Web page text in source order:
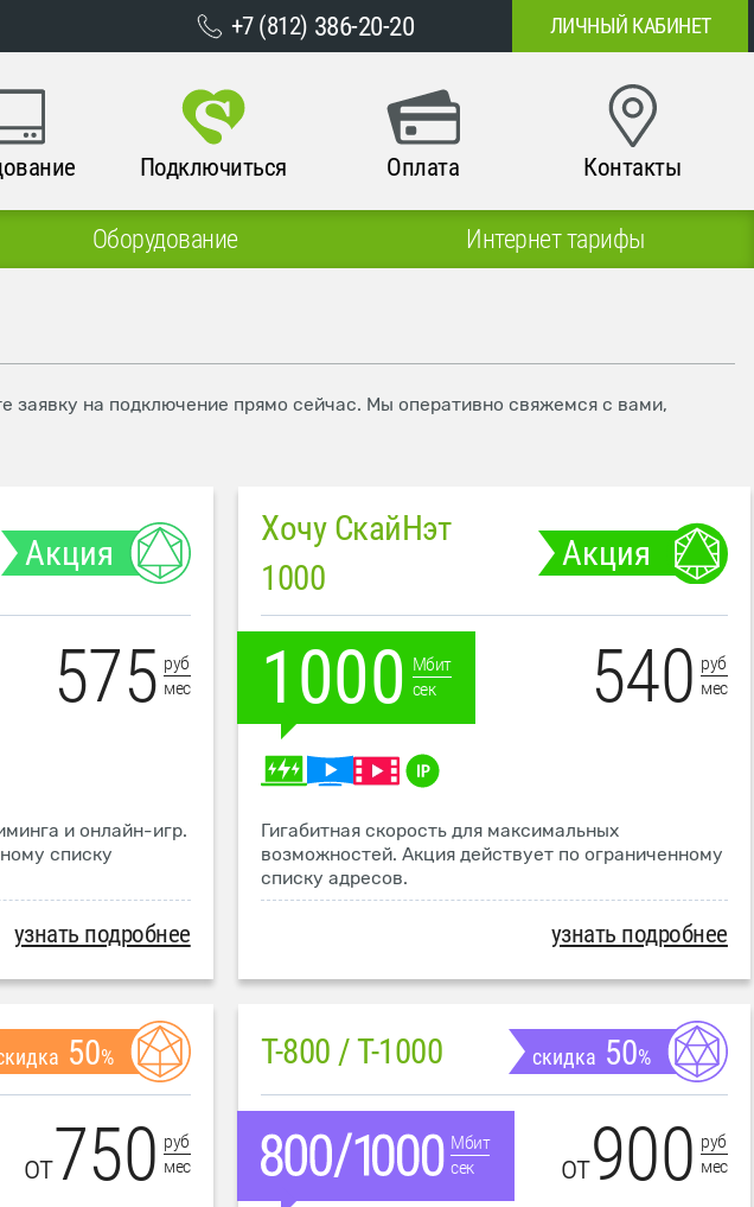
+7 (812) 386-20-20 ЛИЧНЫЙ КАБИНЕТ
Подключиться Оплата Контакты
Оборудование Интернет тарифы
заявку на подключение прямо сейчас. Мы оперативно свяжемся с вами,
Акция
575 руб
мес
и онлайн-игр.
списку
узнать подробнее
Хочу СкайНэт
1000
Акция
1000 Мбит
сек
540 руб
мес
Гигабитная скорость для максимальных
возможностей. Акция действует по ограниченному
списку адресов.
узнать подробнее
50%
от750 руб
мес
T-800 / T-1000 скидка 50%
Мбит
сек
от900 руб
мес